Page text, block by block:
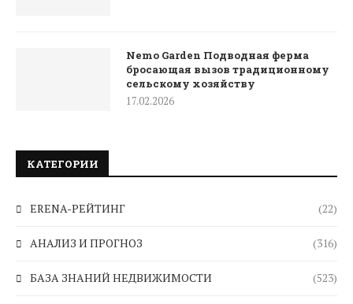
Nemo Garden Подводная ферма
бросающая вызов традиционному
сельскому хозяйству
17.02.2026
КАТЕГОРИИ
ERENA-РЕЙТИНГ (22)
АНАЛИЗ И ПРОГНОЗ (316)
БАЗА ЗНАНИЙ НЕДВИЖИМОСТИ (523)